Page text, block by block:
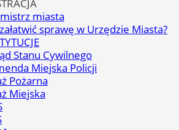
miasta
sprawę w Urzędzie Miasta?
Stanu Cywilnego
Miejska Policji
Pożarna
Miejska